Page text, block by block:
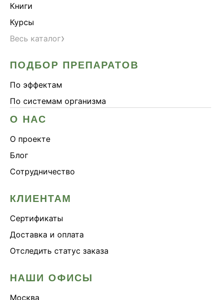
Книги
Курсы
Весь каталог›
ПОДБОР ПРЕПАРАТОВ
По эффектам
По системам организма
О НАС
О проекте
Блог
Сотрудничество
КЛИЕНТАМ
Сертификаты
Доставка и оплата
Отследить статус заказа
НАШИ ОФИСЫ
Москва